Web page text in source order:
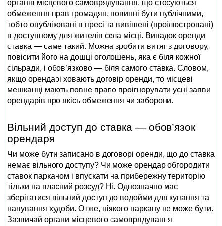
органів місцевого самоврядування, що стосуються
обмеження прав громадян, повинні бути публічними,
тобто опубліковані в пресі та вивішені (проілюстровані)
в доступному для жителів села місці. Випадок оренди
ставка — саме такий. Можна зробити витяг з договору,
повісити його на дошці оголошень, яка є біля кожної
сільради, і обов’язково — біля самого ставка. Словом,
якщо орендарі ховають договір оренди, то місцеві
мешканці мають повне право проігнорувати усні заяви
орендарів про якісь обмеження чи заборони.
Вільний доступ до ставка — обов’язок
орендаря
Чи може бути записано в договорі оренди, що до ставка
немає вільного доступу? Чи може орендар обгородити
ставок парканом і впускати на прибережну територію
тільки на власний розсуд? Ні. Однозначно має
зберігатися вільний доступ до водойми для купання та
напування худоби. Отже, ніякого паркану не може бути.
Зазвичай органи місцевого самоврядування